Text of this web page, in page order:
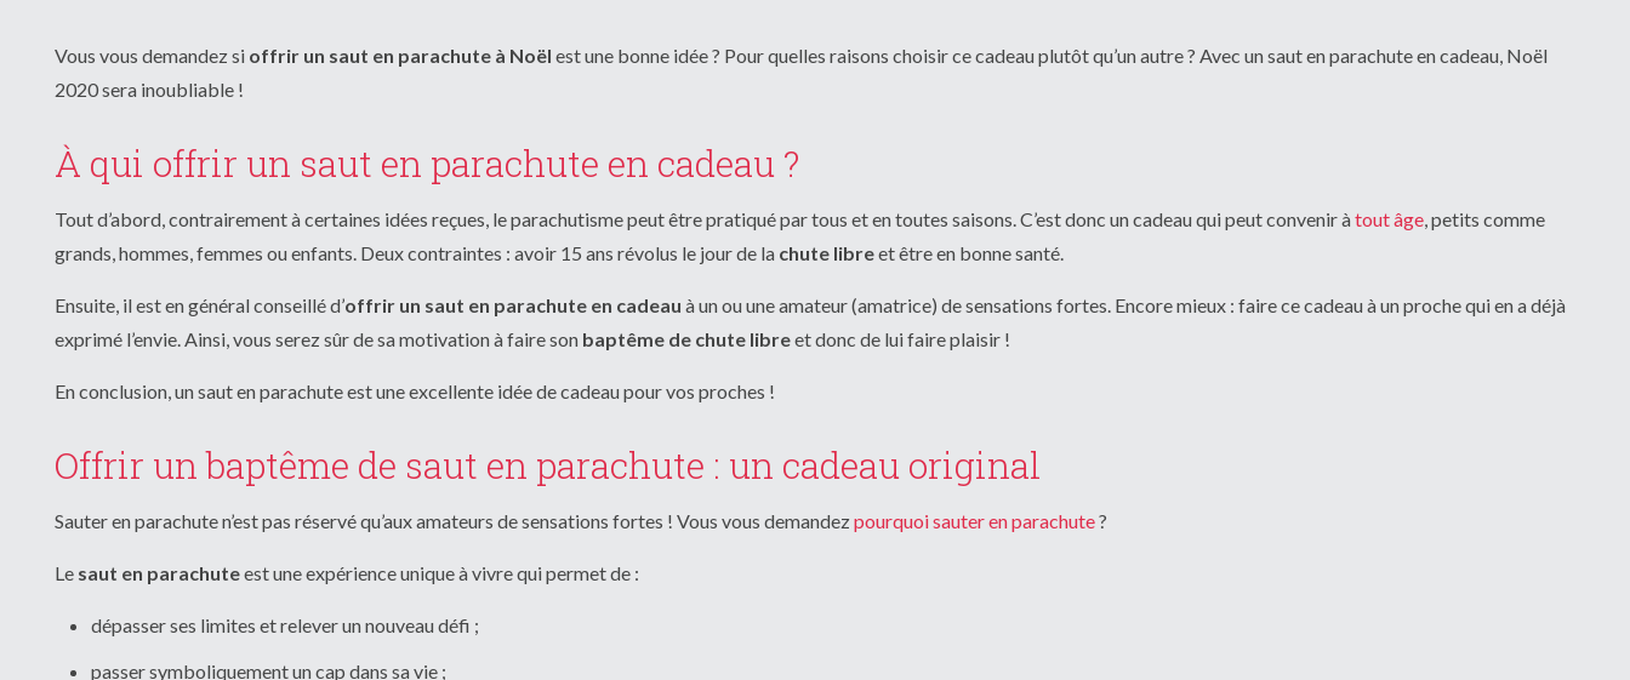
Vous vous demandez si offrir un saut en parachute à Noël est une bonne idée ? Pour quelles raisons choisir ce cadeau plutôt qu’un autre ? Avec un saut en parachute en cadeau, Noël
2020 sera inoubliable !
À qui offrir un saut en parachute en cadeau ?
Tout d’abord, contrairement à certaines idées reçues, le parachutisme peut être pratiqué par tous et en toutes saisons. C’est donc un cadeau qui peut convenir àtout âge, petits comme
grands, hommes, femmes ou enfants. Deux contraintes : avoir 15 ans révolus le jour de la chute libreet être en bonne santé.
Ensuite, il est en général conseillé d’offrir un saut en parachute en cadeau à un ou une amateur (amatrice) de sensations fortes. Encore mieux : faire ce cadeau à un proche qui en a déjà
exprimé l’envie. Ainsi, vous serez sûr de sa motivation à faire son baptême de chute libreet donc de lui faire plaisir !
En conclusion, un saut en parachute est une excellente idée de cadeau pour vos proches !
Offrir un baptême de saut en parachute : un cadeau original
Sauter en parachute n’est pas réservé qu’aux amateurs de sensations fortes ! Vous vous demandezpourquoi sauter en parachute?
Le saut en parachuteest une expérience unique à vivre qui permet de :
dépasser ses limites et relever un nouveau défi ;
passer symboliquement un cap dans sa vie ;